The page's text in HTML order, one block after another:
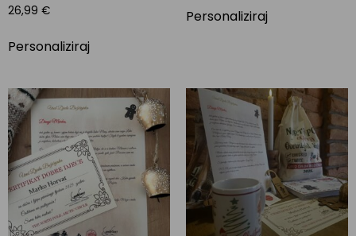
26,99 €
Personaliziraj
Personaliziraj